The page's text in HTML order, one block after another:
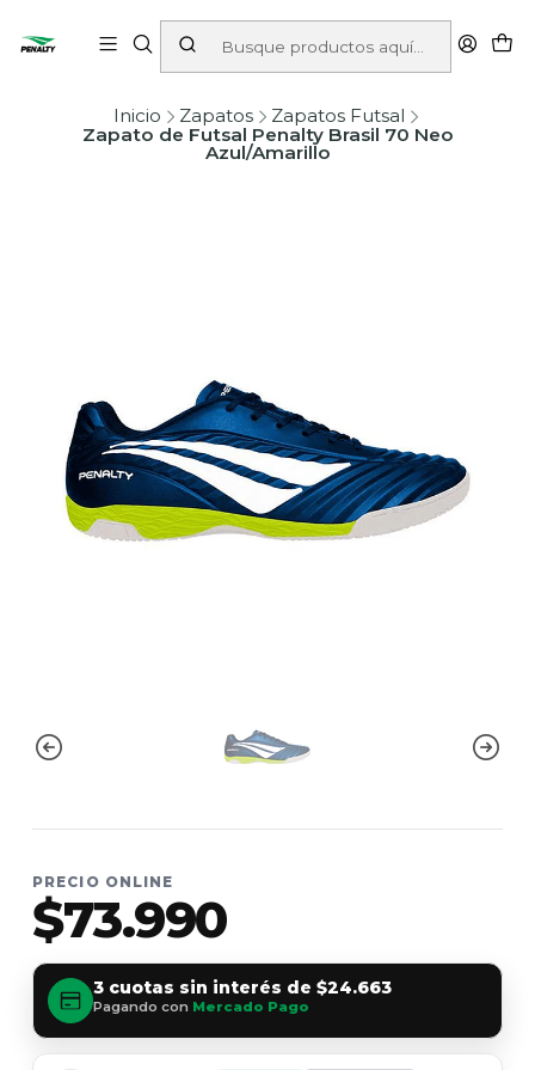
Inicio Zapatos
Zapatos Futsal
Zapato de Futsal Penalty Brasil 70 Neo
Azul/Amarillo
PRECIO ONLINE
$73.990
3 cuotas sin interés de $24.663
Pagando con Mercado Pago